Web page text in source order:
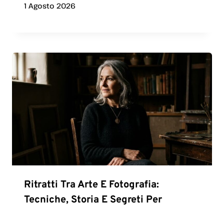
1 Agosto 2026
Ritratti Tra Arte E Fotografia:
Tecniche, Storia E Segreti Per